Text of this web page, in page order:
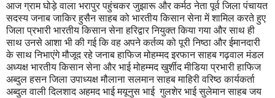
आज ग्राम घोड़े वाला भरापुर पहुंचकर जुझारू और कर्मठ नेता पूर्व जिला पंचायत
सदस्य जनाब जाकिर हुसैन साहब को भारतीय किसान सेना में शामिल करते हुए
जिला प्रभारी भारतीय किसान सेना हरिद्वार नियुक्त किया गया और साथ ही
साथ उनसे आशा भी की गई कि वह अपने कर्तव्य को पूरी निष्ठा और ईमानदारी
के साथ निभाएंगे मौजूद रहे जनाब हाफिज मोहम्मद इरफान साहब गढ़वाल मंडल
अध्यक्ष भारतीय किसान सेना और भाई मोहम्मद खुर्शीद मीडिया प्रभारी हाफिज
अब्दुल हसन जिला उपाध्यक्ष मौलाना सलमान साहब माहिरी वरिष्ठ कार्यकर्ता
अब्दुल वाली दिलशाद अहमद भाई मयूनुस भाई गुलशेर भाई सुलेमान साहब जय